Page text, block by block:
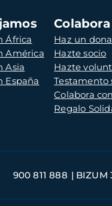
África
América
Asia
España
Colabora
Haz un
Hazte socio
Hazte
Testamento
Colabora
Regalo
900 811 888 BIZUM